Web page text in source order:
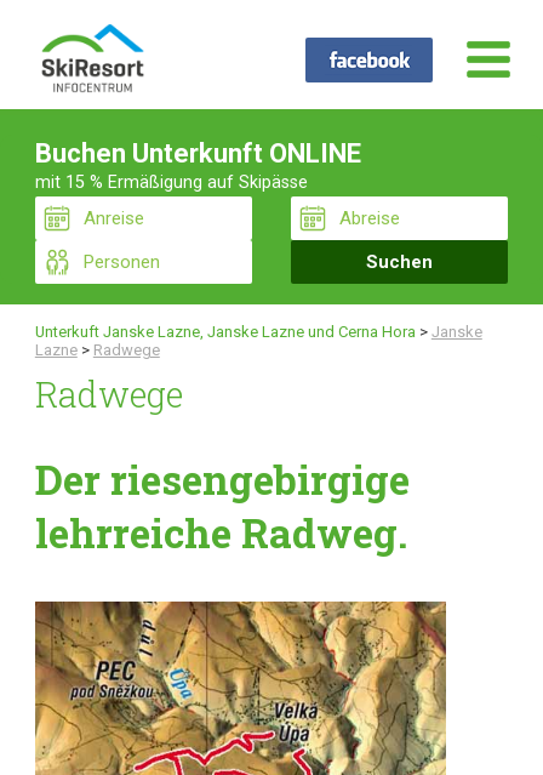
Buchen Unterkunft ONLINE
mit 15 % Ermäßigung auf Skipässe
Unterkuft Janske Lazne, Janske Lazne und Cerna Hora> Janske
Lazne> Radwege
Radwege
Der riesengebirgige
lehrreiche Radweg.